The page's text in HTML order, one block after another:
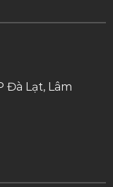
Đà Lạt, Lâm